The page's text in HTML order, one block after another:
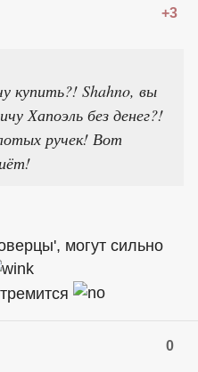
+3
купить?! Shahno, вы
Хапоэль без денег?!
ручек! Вот
могут сильно
0